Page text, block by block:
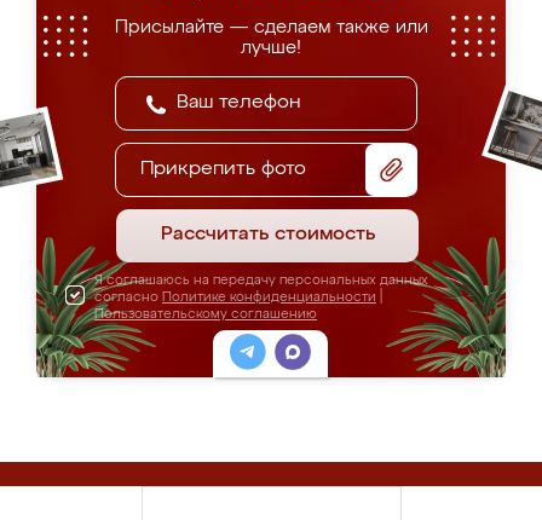
Присылайте — сделаем также или
лучше!
Прикрепить фото
Рассчитать стоимость
Я соглашаюсь на передачу персональных данных
согласно Политике конфиденциальности
Пользовательскому соглашению